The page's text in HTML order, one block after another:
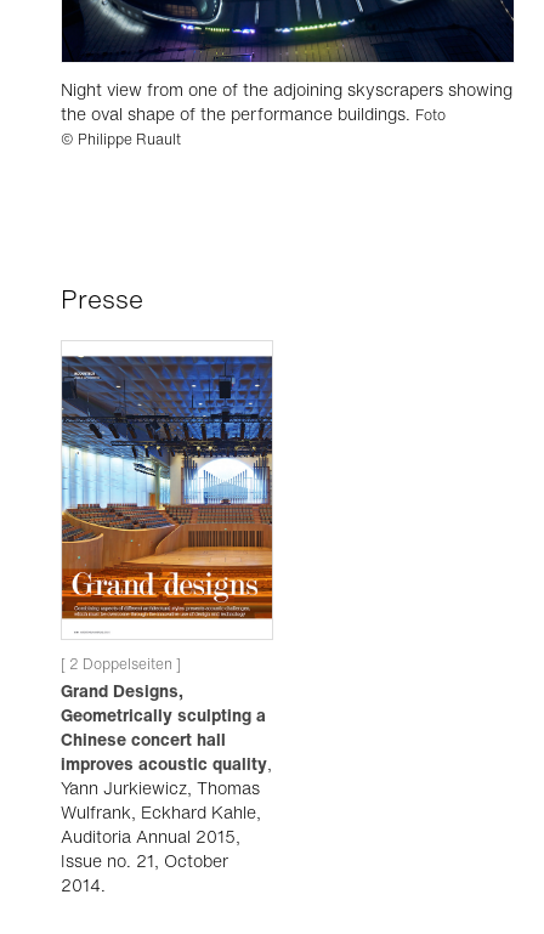
Night view from one of the adjoining skyscrapers showing
the oval shape of the performance buildings. Foto
© Philippe Ruault
Presse
[ 2 Doppelseiten ]
Grand Designs,
Geometrically sculpting a
Chinese concert hall
improves acoustic quality,
Yann Jurkiewicz, Thomas
Wulfrank, Eckhard Kahle,
Auditoria Annual 2015,
Issue no. 21, October
2014.